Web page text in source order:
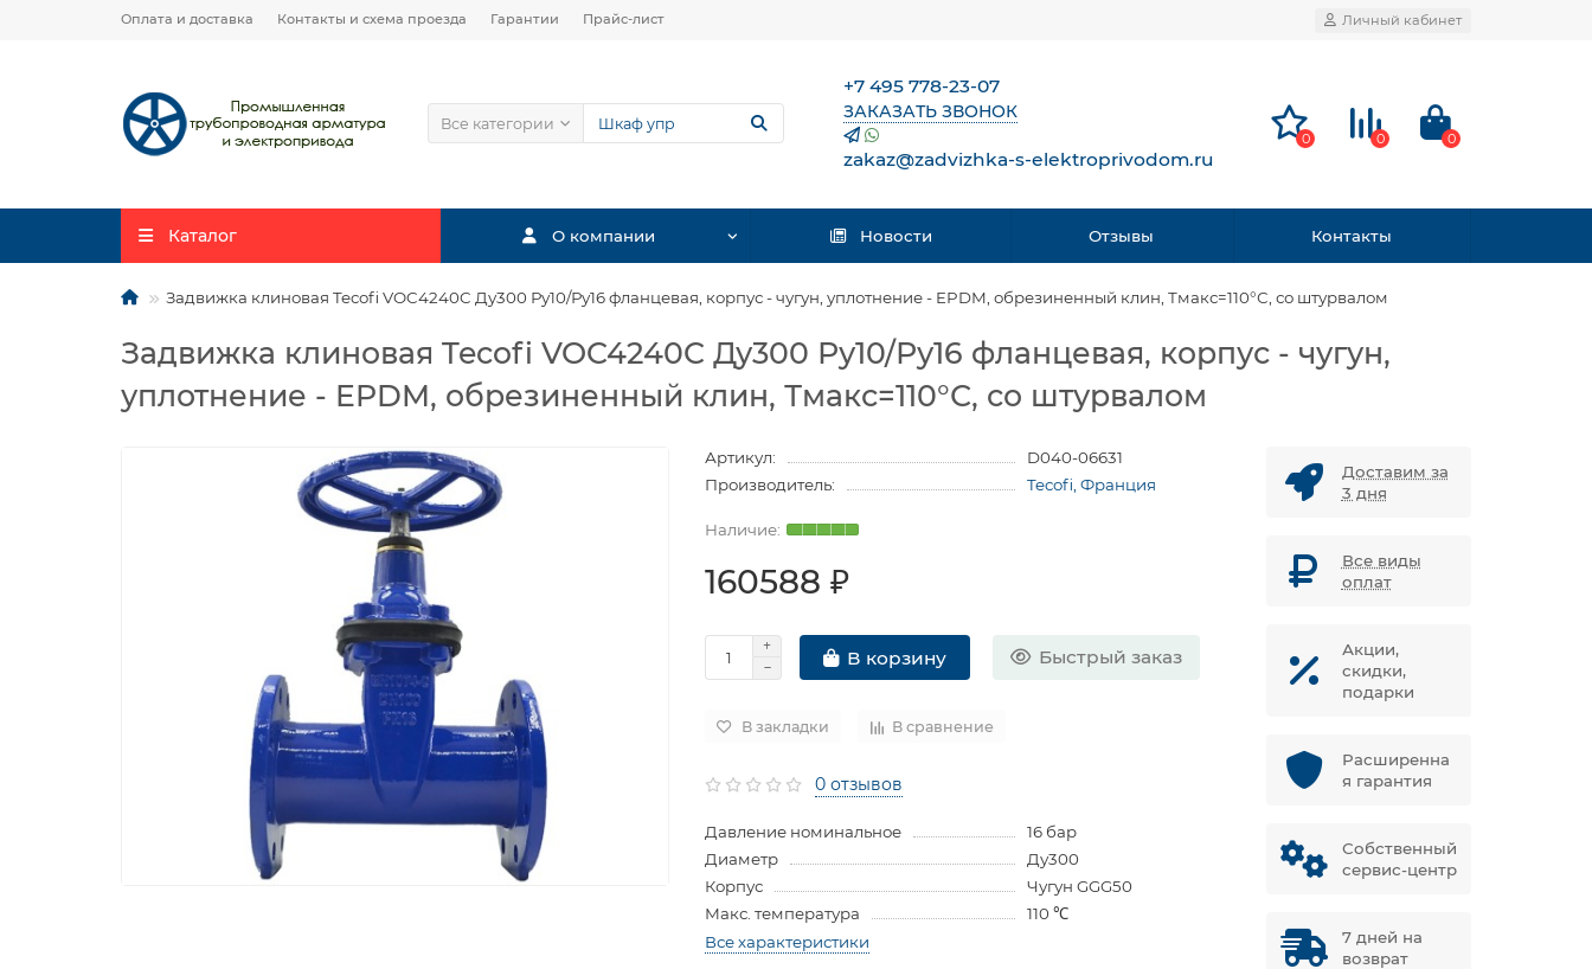
Оплата и доставка Контакты и схема проезда Гарантии Прайс-лист Личный кабинет
Все категории
+7 495 778-23-07
ЗАКАЗАТЬ ЗВОНОК
zakaz@zadvizhka-s-elektroprivodom.ru
0 0 0
Каталог О компании Новости Отзывы Контакты
Задвижка клиновая Tecofi VOC4240C Ду300 Ру10/Ру16 фланцевая, корпус - чугун, уплотнение - EPDM, обрезиненный клин, Тмакс=110°С, со штурвалом
Задвижка клиновая Tecofi VOC4240C Ду300 Ру10/Ру16 фланцевая, корпус - чугун,
уплотнение - EPDM, обрезиненный клин, Тмакс=110°С, со штурвалом
Артикул:
D040-06631
Производитель:
Tecofi, Франция
160588 ₽
В корзину Быстрый заказ
В закладки В сравнение
0 отзывов
Давление номинальное
16 бар
Диаметр
Ду300
Корпус
Чугун GGG50
Макс. температура
110 ℃
Все характеристики
Доставим за
3 дня
Все виды
оплат
Акции,
скидки,
подарки
Расширенна
я гарантия
Собственный
сервис-центр
7 дней на
возврат